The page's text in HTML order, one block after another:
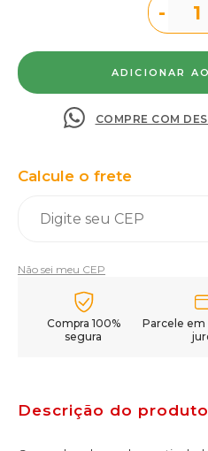
-
COMPRE COM
Calcule o frete
Não sei meu CEP
Compra 100%
segura
Parcele em
Descrição do produto